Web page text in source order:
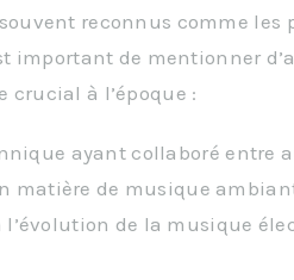
reconnus comme les
de mentionner
à l’époque :
ayant collaboré entre
matière de musique
de la musique